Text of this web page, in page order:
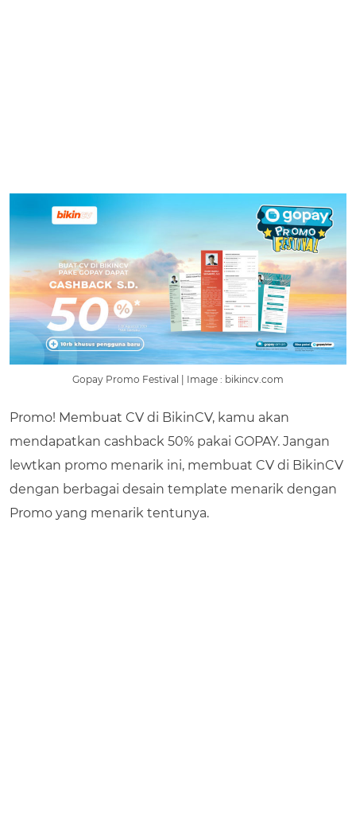
Gopay Promo Festival | Image : bikincv.com
Promo! Membuat CV di BikinCV, kamu akan
mendapatkan cashback 50% pakai GOPAY. Jangan
lewtkan promo menarik ini, membuat CV di BikinCV
dengan berbagai desain template menarik dengan
Promo yang menarik tentunya.